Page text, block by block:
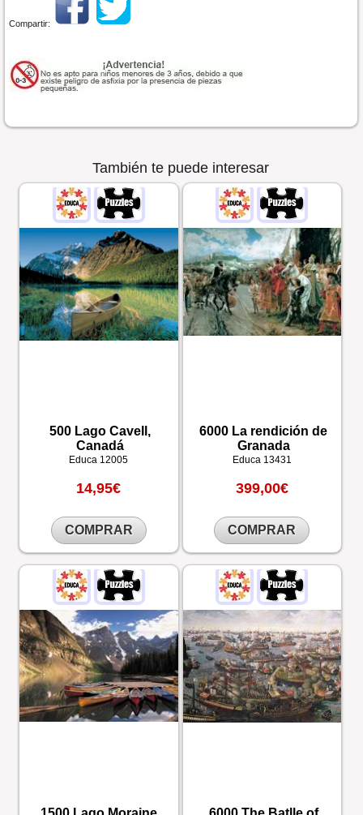
Compartir:
También te puede interesar
500 Lago Cavell,
Canadá
Educa 12005
14,95€
COMPRAR
6000 La rendición de
Granada
Educa 13431
399,00€
COMPRAR